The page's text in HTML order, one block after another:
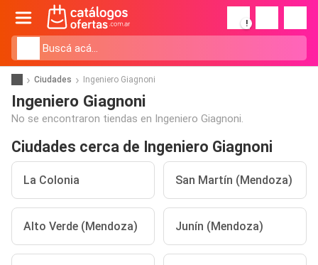
!
Ciudades Ingeniero Giagnoni
Ingeniero Giagnoni
No se encontraron tiendas en Ingeniero Giagnoni.
Ciudades cerca de Ingeniero Giagnoni
La Colonia San Martín (Mendoza)
Alto Verde (Mendoza) Junín (Mendoza)